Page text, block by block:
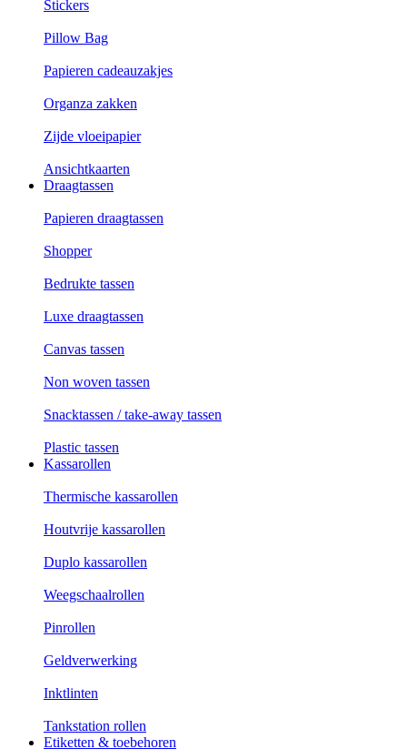
Stickers
Pillow Bag
Papieren cadeauzakjes
Organza zakken
Zijde vloeipapier
Ansichtkaarten
Draagtassen
Papieren draagtassen
Shopper
Bedrukte tassen
Luxe draagtassen
Canvas tassen
Non woven tassen
Snacktassen / take-away tassen
Plastic tassen
Kassarollen
Thermische kassarollen
Houtvrije kassarollen
Duplo kassarollen
Weegschaalrollen
Pinrollen
Geldverwerking
Inktlinten
Tankstation rollen
Etiketten & toebehoren